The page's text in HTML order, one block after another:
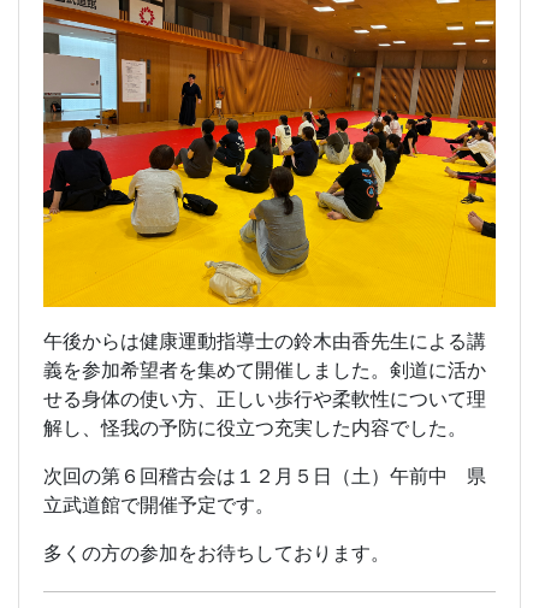
午後からは健康運動指導士の鈴木由香先生による講
義を参加希望者を集めて開催しました。剣道に活か
せる身体の使い方、正しい歩行や柔軟性について理
解し、怪我の予防に役立つ充実した内容でした。
次回の第６回稽古会は１２月５日（土）午前中 県
立武道館で開催予定です。
多くの方の参加をお待ちしております。